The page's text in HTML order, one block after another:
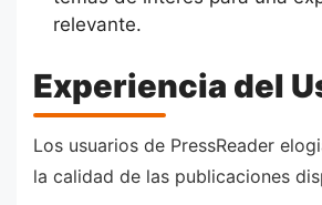
relevante.
Experiencia del
Los usuarios de PressReader
la calidad de las publicaciones